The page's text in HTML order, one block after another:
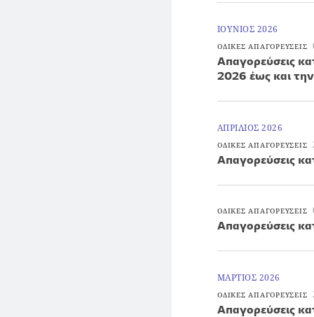
ΙΟΥΝΙΟΣ 2026
ΟΔΙΚΕΣ ΑΠΑΓΟΡΕΥΣΕΙΣ
Απαγορεύσεις
2026 έως και
ΑΠΡΙΛΙΟΣ 2026
ΟΔΙΚΕΣ ΑΠΑΓΟΡΕΥΣΕΙΣ
Απαγορεύσεις
ΟΔΙΚΕΣ ΑΠΑΓΟΡΕΥΣΕΙΣ
Απαγορεύσεις
ΜΑΡΤΙΟΣ 2026
ΟΔΙΚΕΣ ΑΠΑΓΟΡΕΥΣΕΙΣ
Απαγορεύσεις